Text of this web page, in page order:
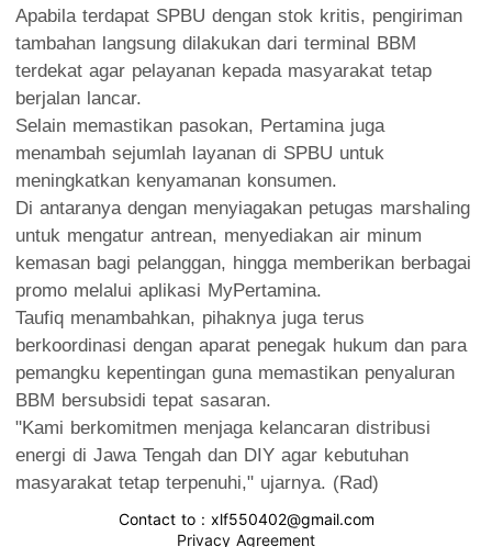
Apabila terdapat SPBU dengan stok kritis, pengiriman
tambahan langsung dilakukan dari terminal BBM
terdekat agar pelayanan kepada masyarakat tetap
berjalan lancar.
Selain memastikan pasokan, Pertamina juga
menambah sejumlah layanan di SPBU untuk
meningkatkan kenyamanan konsumen.
Di antaranya dengan menyiagakan petugas marshaling
untuk mengatur antrean, menyediakan air minum
kemasan bagi pelanggan, hingga memberikan berbagai
promo melalui aplikasi MyPertamina.
Taufiq menambahkan, pihaknya juga terus
berkoordinasi dengan aparat penegak hukum dan para
pemangku kepentingan guna memastikan penyaluran
BBM bersubsidi tepat sasaran.
"Kami berkomitmen menjaga kelancaran distribusi
energi di Jawa Tengah dan DIY agar kebutuhan
masyarakat tetap terpenuhi," ujarnya. (Rad)
Contact to : xlf550402@gmail.com
Privacy Agreement